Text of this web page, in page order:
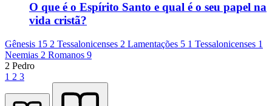
O que é o Espírito Santo e qual é o seu papel na
vida cristã?
Gênesis 15 2 Tessalonicenses 2 Lamentações 5 1 Tessalonicenses 1
Neemias 2 Romanos 9
2 Pedro
1 2 3